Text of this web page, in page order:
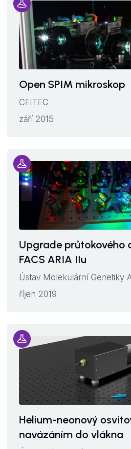
Open SPIM mikroskop
CEITEC
září 2015
Upgrade průtokového
FACS ARIA IIu
Ústav Molekulární Genetiky
říjen 2019
Helium-neonový
navázáním do vlákna